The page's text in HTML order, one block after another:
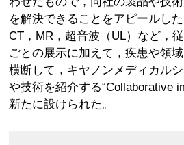
を解決できることをアピールし
CT，MR，超音波（UL）など，
ごとの展示に加えて，疾患や領
横断して，キヤノンメディカル
や技術を紹介する“Collaborative
新たに設けられた。